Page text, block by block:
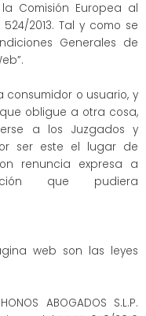
Comisión Europea al
2013. Tal y como se
Generales de
consumidor o usuario, y
obligue a otra cosa,
a los Juzgados y
ser este el lugar de
renuncia expresa a
que pudiera
web son las leyes
ABOGADOS S.L.P.